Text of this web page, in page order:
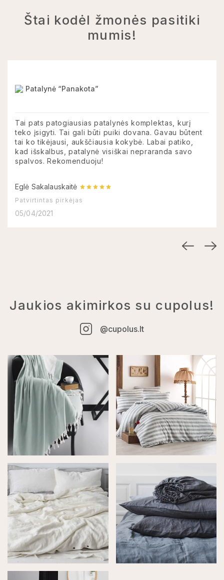
Štai kodėl žmonės pasitiki
mumis!
Patalynė “Panakota”
Tai pats patogiausias patalynės komplektas, kurį
teko įsigyti. Tai gali būti puiki dovana. Gavau būtent
tai ko tikėjausi, aukščiausia kokybė. Labai patiko,
kad išskalbus, patalynė visiškai nepraranda savo
spalvos. Rekomenduoju!
Eglė Sakalauskaitė
Patvirtintas pirkėjas
05/04/2021
Jaukios akimirkos su cupolus!
@cupolus.lt